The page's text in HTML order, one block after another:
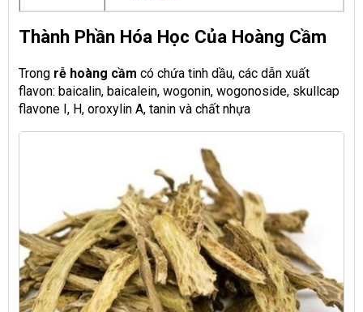
Thành Phần Hóa Học Của Hoàng Cầm
Trong rễ hoàng cầm có chứa tinh dầu, các dẫn xuất
flavon: baicalin, baicalein, wogonin, wogonoside, skullcap
flavone I, H, oroxylin A, tanin và chất nhựa